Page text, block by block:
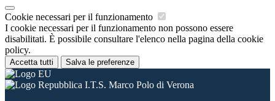
Cookie necessari per il funzionamento
I cookie necessari per il funzionamento non possono essere
disabilitati. È possibile consultare l'elenco nella pagina della cookie
policy.
Accetta tutti Salva le preferenze
I.T.S. Marco Polo di Verona